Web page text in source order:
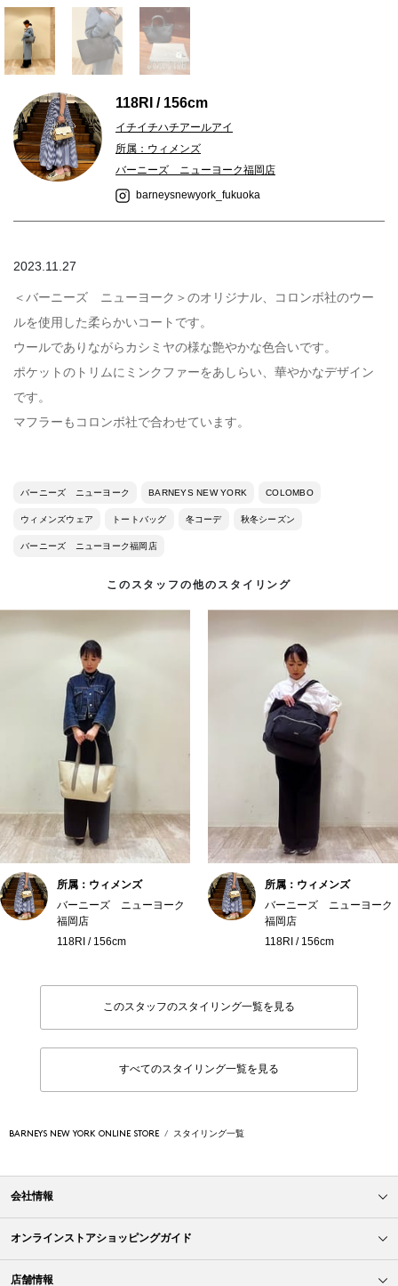
118RI / 156cm
イチイチハチアールアイ
所属：ウィメンズ
バーニーズ ニューヨーク福岡店
barneysnewyork_fukuoka
2023.11.27
＜バーニーズ ニューヨーク＞のオリジナル、コロンボ社のウー
ルを使用した柔らかいコートです。
ウールでありながらカシミヤの様な艶やかな色合いです。
ポケットのトリムにミンクファーをあしらい、華やかなデザイン
です。
マフラーもコロンボ社で合わせています。
バーニーズ ニューヨーク BARNEYS NEW YORK COLOMBO
ウィメンズウェア トートバッグ 冬コーデ 秋冬シーズン
バーニーズ ニューヨーク福岡店
このスタッフの他のスタイリング
所属：ウィメンズ
バーニーズ ニューヨーク
福岡店
118RI / 156cm
所属：ウィメンズ
バーニーズ ニューヨーク
福岡店
118RI / 156cm
このスタッフのスタイリング一覧を見る
すべてのスタイリング一覧を見る
BARNEYS NEW YORK ONLINE STORE スタイリング一覧
会社情報
オンラインストアショッピングガイド
店舗情報